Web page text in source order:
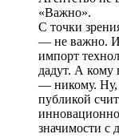
«Важно».
С точки
— не важно.
импорт
дадут. А кому
— никому. Ну,
публикой
значимости с